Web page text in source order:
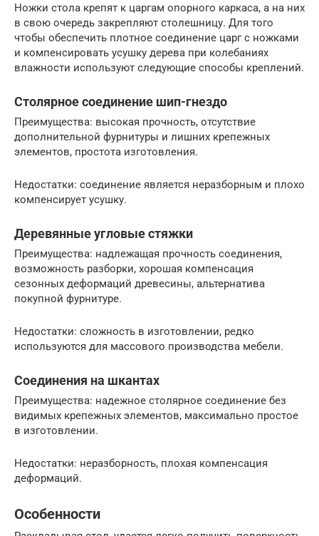
Ножки стола крепят к царгам опорного каркаса, а на них
в свою очередь закрепляют столешницу. Для того
чтобы обеспечить плотное соединение царг с ножками
и компенсировать усушку дерева при колебаниях
влажности используют следующие способы креплений.
Столярное соединение шип-гнездо
Преимущества: высокая прочность, отсутствие
дополнительной фурнитуры и лишних крепежных
элементов, простота изготовления.
Недостатки: соединение является неразборным и плохо
компенсирует усушку.
Деревянные угловые стяжки
Преимущества: надлежащая прочность соединения,
возможность разборки, хорошая компенсация
сезонных деформаций древесины, альтернатива
покупной фурнитуре.
Недостатки: сложность в изготовлении, редко
используются для массового производства мебели.
Соединения на шкантах
Преимущества: надежное столярное соединение без
видимых крепежных элементов, максимально простое
в изготовлении.
Недостатки: неразборность, плохая компенсация
деформаций.
Особенности